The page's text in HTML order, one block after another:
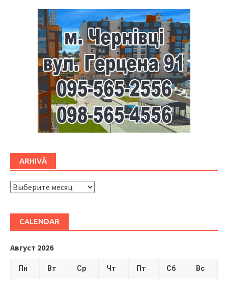
ARHIVĂ
ARHIVĂ
CALENDAR
Август 2026
Пн Вт Ср Чт Пт Сб Вс